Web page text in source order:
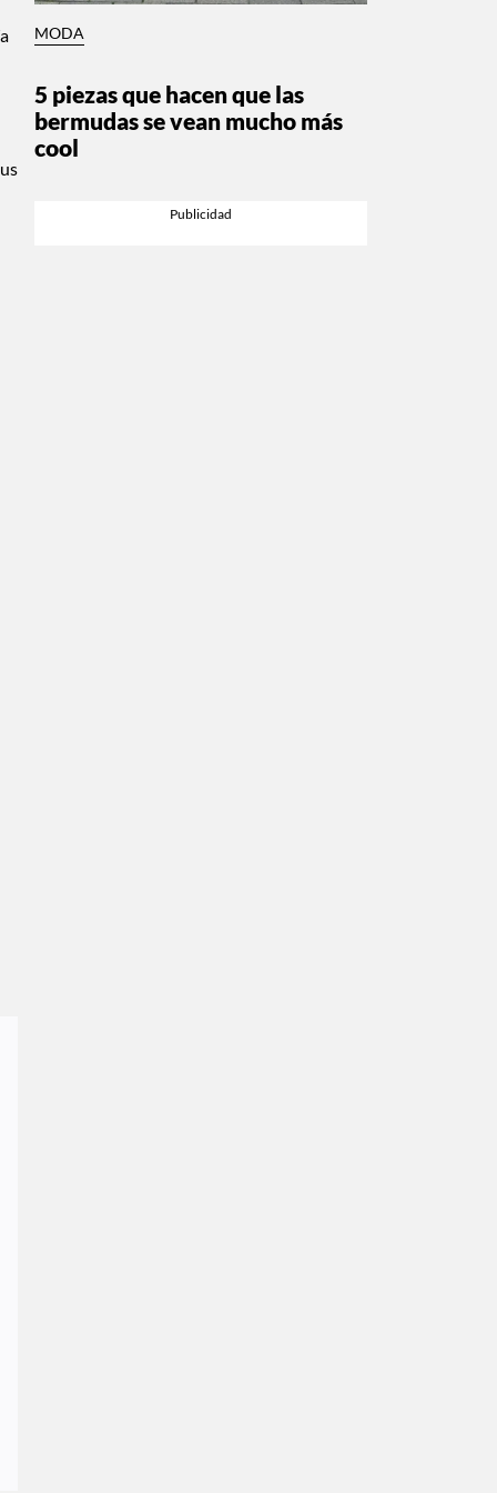
MODA
5 piezas que hacen que las
bermudas se vean mucho más
cool